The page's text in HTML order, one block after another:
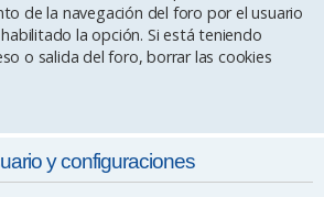
de la navegación del foro por el usuario
la opción. Si está teniendo
o salida del foro, borrar las cookies
y configuraciones